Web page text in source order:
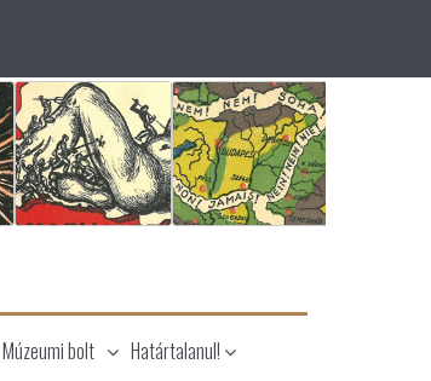
Múzeumi bolt Határtalanul!